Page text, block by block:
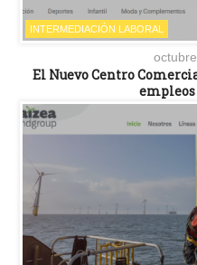
INTERMEDIACIÓN LABORAL
El Nuevo Centro
empleos